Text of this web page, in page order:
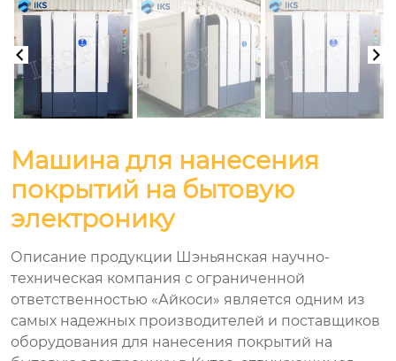
Машина для нанесения
покрытий на бытовую
электронику
Описание продукции Шэньянская научно-
техническая компания с ограниченной
ответственностью «Айкоси» является одним из
самых надежных производителей и поставщиков
оборудования для нанесения покрытий на